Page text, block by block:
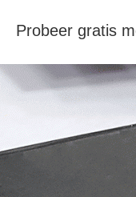
Probeer gratis